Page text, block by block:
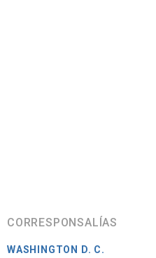
CORRESPONSALÍAS
WASHINGTON D. C.